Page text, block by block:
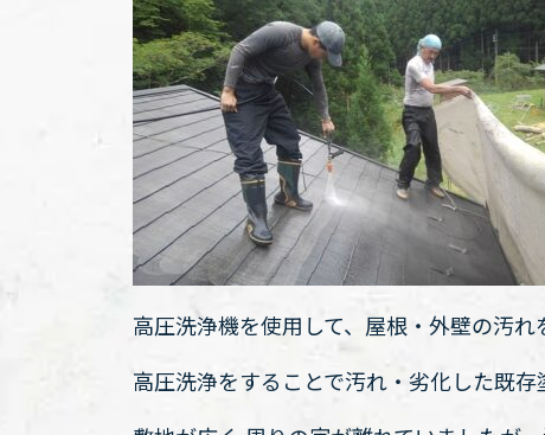
高圧洗浄機を使用して、屋根・外壁の汚れ
高圧洗浄をすることで汚れ・劣化した既